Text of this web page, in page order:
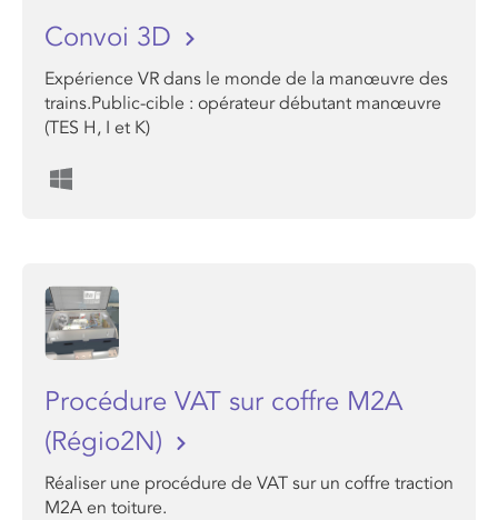
Convoi 3D
Expérience VR dans le monde de la manœuvre des
trains.Public-cible : opérateur débutant manœuvre
(TES H, I et K)
Procédure VAT sur coffre M2A
(Régio2N)
Réaliser une procédure de VAT sur un coffre traction
M2A en toiture.